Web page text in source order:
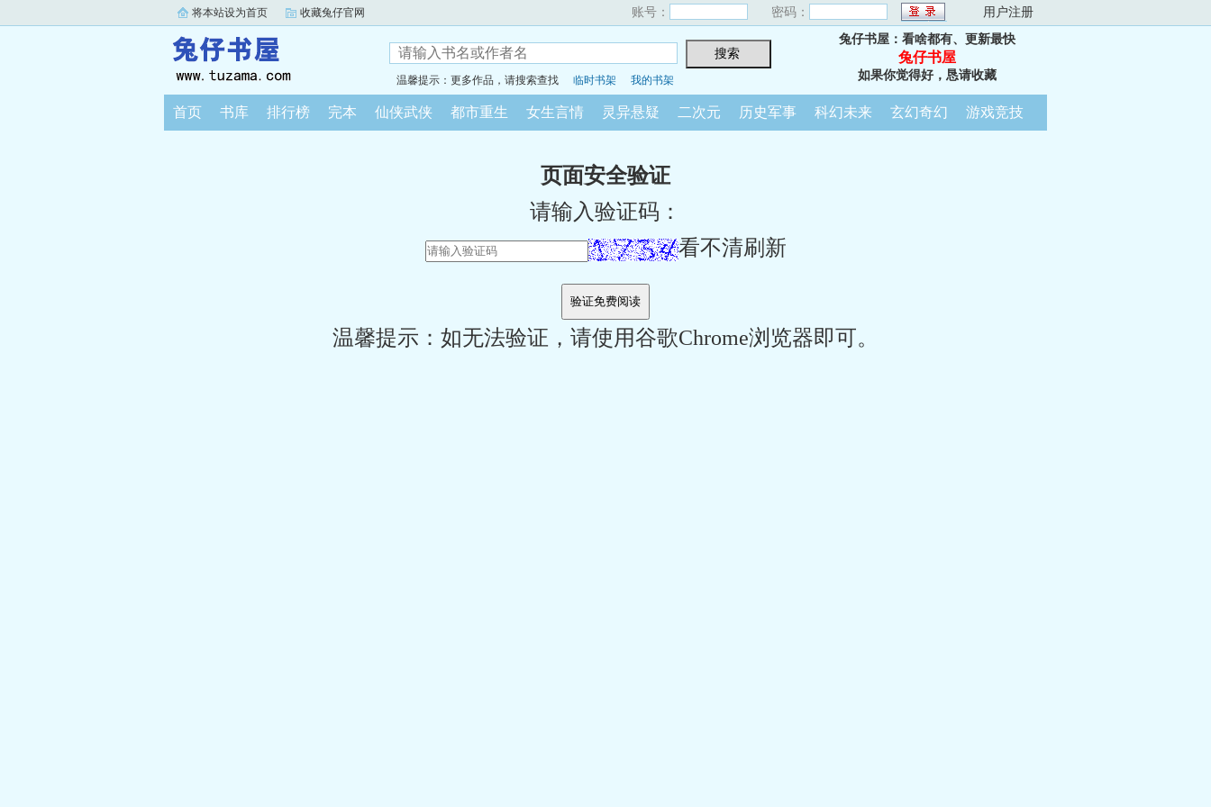
将本站设为首页 收藏兔仔官网 账号： 密码： 用户注册
温馨提示：更多作品，请搜索查找 临时书架 我的书架
兔仔书屋：看啥都有、更新最快
兔仔书屋
如果你觉得好，恳请收藏
首页 书库 排行榜 完本 仙侠武侠 都市重生 女生言情 灵异悬疑 二次元 历史军事 科幻未来 玄幻奇幻 游戏竞技
页面安全验证
请输入验证码：
看不清刷新
温馨提示：如无法验证，请使用谷歌Chrome浏览器即可。